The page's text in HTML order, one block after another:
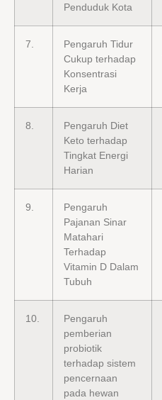
Penduduk Kota
7.
Pengaruh Tidur
Cukup terhadap
Konsentrasi
Kerja
8.
Pengaruh Diet
Keto terhadap
Tingkat Energi
Harian
9.
Pengaruh
Pajanan Sinar
Matahari
Terhadap
Vitamin D Dalam
Tubuh
10.
Pengaruh
pemberian
probiotik
terhadap sistem
pencernaan
pada hewan